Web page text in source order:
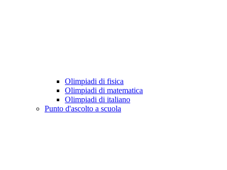
Olimpiadi di fisica
Olimpiadi di matematica
Olimpiadi di italiano
Punto d'ascolto a scuola